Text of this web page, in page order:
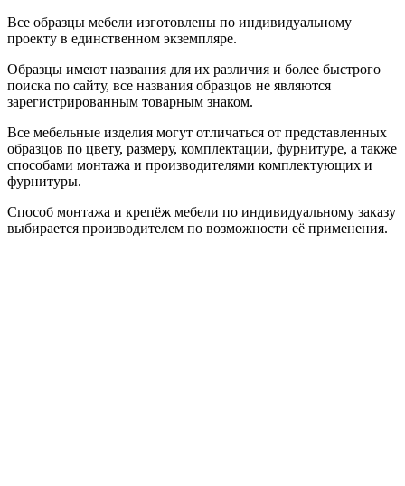
Все образцы мебели изготовлены по индивидуальному
проекту в единственном экземпляре.
Образцы имеют названия для их различия и более быстрого
поиска по сайту, все названия образцов не являются
зарегистрированным товарным знаком.
Все мебельные изделия могут отличаться от представленных
образцов по цвету, размеру, комплектации, фурнитуре, а также
способами монтажа и производителями комплектующих и
фурнитуры.
Способ монтажа и крепёж мебели по индивидуальному заказу
выбирается производителем по возможности её применения.